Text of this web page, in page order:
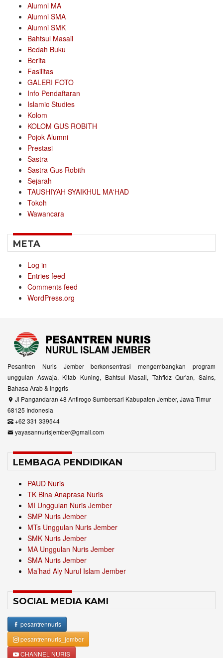
Alumni MA
Alumni SMA
Alumni SMK
Bahtsul Masail
Bedah Buku
Berita
Fasilitas
GALERI FOTO
Info Pendaftaran
Islamic Studies
Kolom
KOLOM GUS ROBITH
Pojok Alumni
Prestasi
Sastra
Sastra Gus Robith
Sejarah
TAUSHIYAH SYAIKHUL MA'HAD
Tokoh
Wawancara
META
Log in
Entries feed
Comments feed
WordPress.org
Pesantren Nuris Jember berkonsentrasi mengembangkan program
unggulan Aswaja, Kitab Kuning, Bahtsul Masail, Tahfidz Qur'an, Sains,
Bahasa Arab & Inggris
Jl Pangandaran 48 Antirogo Sumbersari Kabupaten Jember, Jawa Timur
68125 Indonesia
+62 331 339544
yayasannurisjember@gmail.com
LEMBAGA PENDIDIKAN
PAUD Nuris
TK Bina Anaprasa Nuris
MI Unggulan Nuris Jember
SMP Nuris Jember
MTs Unggulan Nuris Jember
SMK Nuris Jember
MA Unggulan Nuris Jember
SMA Nuris Jember
Ma’had Aly Nurul Islam Jember
SOCIAL MEDIA KAMI
pesantrennuris
pesantrennuris_jember
CHANNEL NURIS